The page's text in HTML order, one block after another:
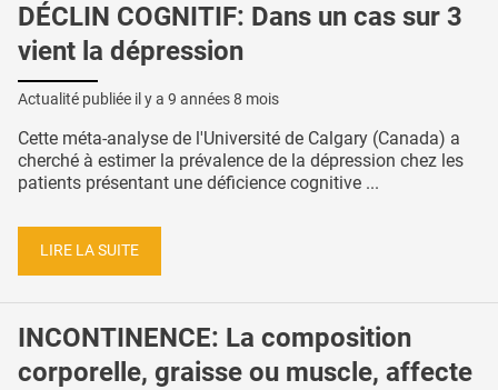
DÉCLIN COGNITIF: Dans un cas sur 3
vient la dépression
Actualité publiée il y a 9 années 8 mois
Cette méta-analyse de l'Université de Calgary (Canada) a
cherché à estimer la prévalence de la dépression chez les
patients présentant une déficience cognitive ...
LIRE LA SUITE
INCONTINENCE: La composition
corporelle, graisse ou muscle, affecte